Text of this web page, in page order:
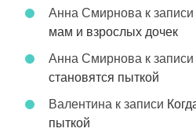
Анна Смирнова к
мам и взрослых дочек
Анна Смирнова к записи
становятся пыткой
Валентина к записи
пыткой